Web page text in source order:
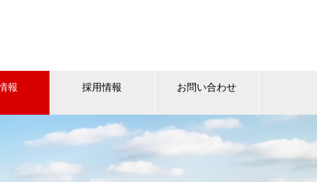
報 採用情報 お問い合わせ